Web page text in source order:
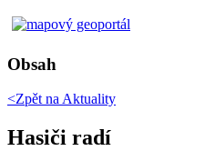
Obsah
<Zpět naAktuality
Hasiči radí